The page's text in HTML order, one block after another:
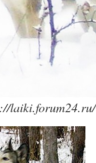
laiki.forum24.ru/